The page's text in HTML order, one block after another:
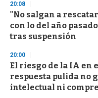
20:08
"No salgan a
con lo del año
tras suspensión
20:00
El riesgo de la IA en
respuesta pulida no
intelectual ni